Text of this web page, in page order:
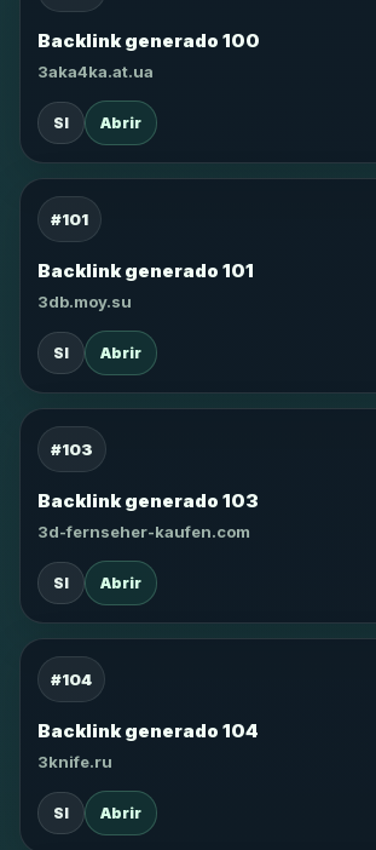
Backlink generado 100
3aka4ka.at.ua
SI Abrir
#101
Backlink generado 101
3db.moy.su
SI Abrir
#103
Backlink generado 103
3d-fernseher-kaufen.com
SI Abrir
#104
Backlink generado 104
3knife.ru
SI Abrir